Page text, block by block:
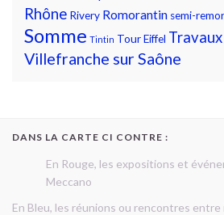
Rhône Rivery Romorantin semi-
Somme Tintin Tour Eiffel
Villefranche sur Saône
DANS LA CARTE CI CONTRE :
En Rouge, les expositions et
Meccano
En Bleu, les réunions ou rencontres entre